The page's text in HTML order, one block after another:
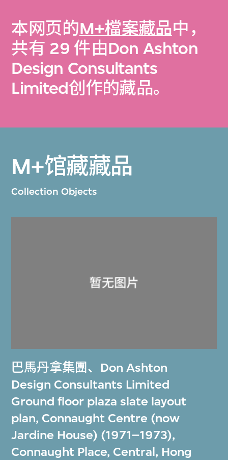
本网页的M+檔案藏品中，
共有 29 件由Don Ashton
Design Consultants
Limited创作的藏品。
M+馆藏藏品
Collection Objects
巴馬丹拿集團 、 Don Ashton
Design Consultants Limited
Ground floor plaza slate layout
plan, Connaught Centre (now
Jardine House) (1971–1973),
Connaught Place, Central, Hong